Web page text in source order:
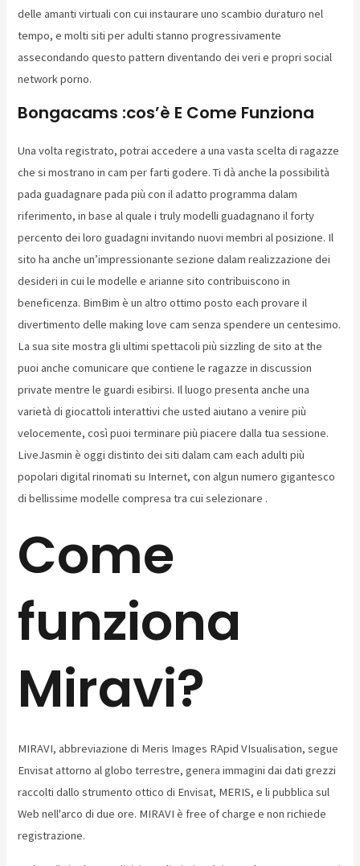
delle amanti virtuali con cui instaurare uno scambio duraturo nel
tempo, e molti siti per adulti stanno progressivamente
assecondando questo pattern diventando dei veri e propri social
network porno.
Bongacams :cos’è E Come Funziona
Una volta registrato, potrai accedere a una vasta scelta di ragazze
che si mostrano in cam per farti godere. Ti dà anche la possibilità
pada guadagnare pada più con il adatto programma dalam
riferimento, in base al quale i truly modelli guadagnano il forty
percento dei loro guadagni invitando nuovi membri al posizione. Il
sito ha anche un’impressionante sezione dalam realizzazione dei
desideri in cui le modelle e arianne sito contribuiscono in
beneficenza. BimBim è un altro ottimo posto each provare il
divertimento delle making love cam senza spendere un centesimo.
La sua site mostra gli ultimi spettacoli più sizzling de sito at the
puoi anche comunicare que contiene le ragazze in discussion
private mentre le guardi esibirsi. Il luogo presenta anche una
varietà di giocattoli interattivi che usted aiutano a venire più
velocemente, così puoi terminare più piacere dalla tua sessione.
LiveJasmin è oggi distinto dei siti dalam cam each adulti più
popolari digital rinomati su Internet, con algun numero gigantesco
di bellissime modelle compresa tra cui selezionare .
Come
funziona
Miravi?
MIRAVI, abbreviazione di Meris Images RApid VIsualisation, segue
Envisat attorno al globo terrestre, genera immagini dai dati grezzi
raccolti dallo strumento ottico di Envisat, MERIS, e li pubblica sul
Web nell'arco di due ore. MIRAVI è free of charge e non richiede
registrazione.